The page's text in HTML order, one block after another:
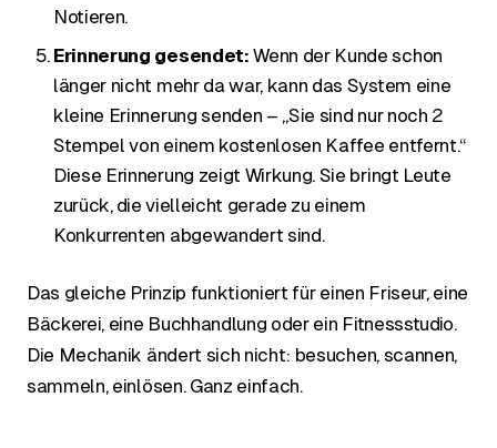
Notieren.
Erinnerung gesendet: Wenn der Kunde schon
länger nicht mehr da war, kann das System eine
kleine Erinnerung senden – „Sie sind nur noch 2
Stempel von einem kostenlosen Kaffee entfernt.“
Diese Erinnerung zeigt Wirkung. Sie bringt Leute
zurück, die vielleicht gerade zu einem
Konkurrenten abgewandert sind.
Das gleiche Prinzip funktioniert für einen Friseur, eine
Bäckerei, eine Buchhandlung oder ein Fitnessstudio.
Die Mechanik ändert sich nicht: besuchen, scannen,
sammeln, einlösen. Ganz einfach.